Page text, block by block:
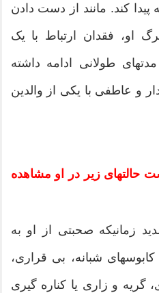
کند. مانند از دست دادن
او، فقدان ارتباط با یک
طولانی ادامه داشته
و عاطفی با یکی از والدین
زیر در او مشاهده
زمانیکه صحبتی از او به
شبانه، بی قراری،
گریه و زاری یا کناره گیری